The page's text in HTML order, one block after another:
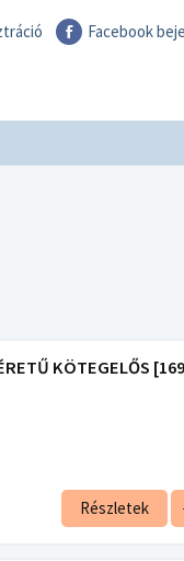
Facebook
KÖTEGELŐS
Részletek